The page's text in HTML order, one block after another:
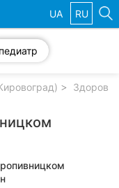
UA RU
педиатр